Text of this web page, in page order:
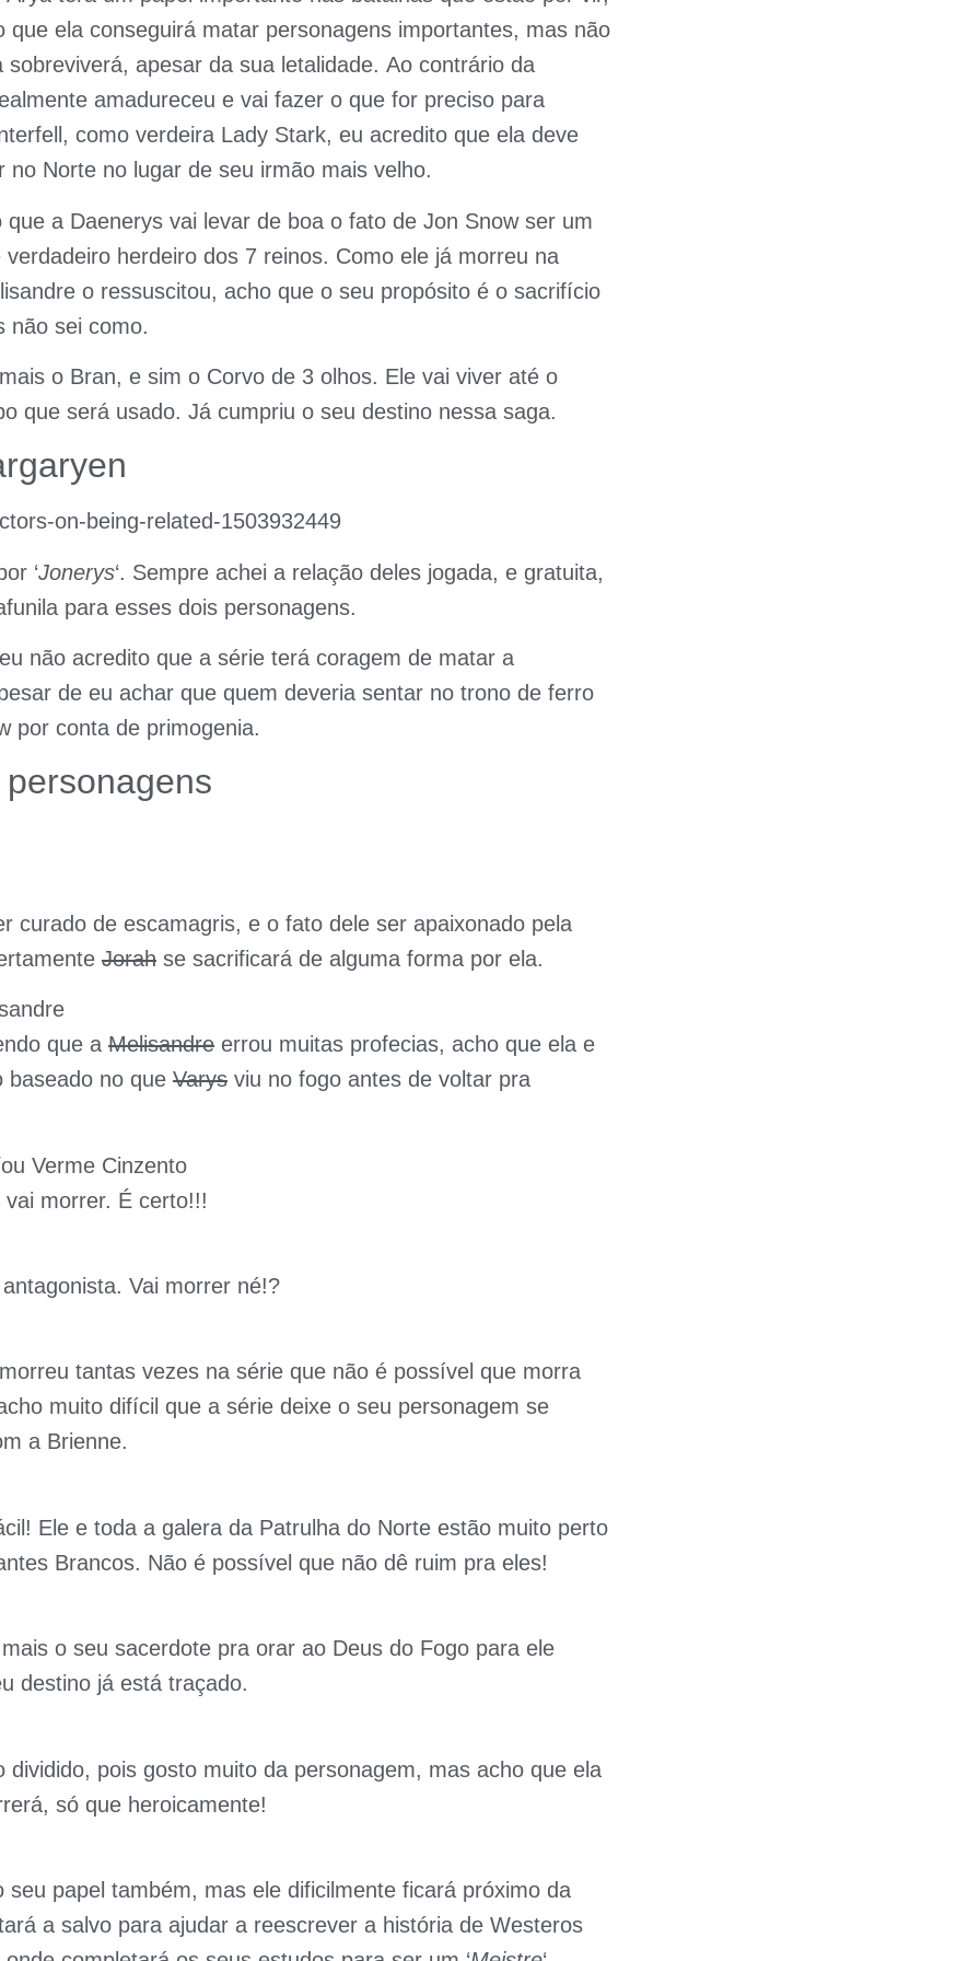
que ela conseguirá matar personagens importantes, mas não
sobreviverá, apesar da sua letalidade. Ao contrário da
amadureceu e vai fazer o que for preciso para
como verdeira Lady Stark, eu acredito que ela deve
no Norte no lugar de seu irmão mais velho.
que a Daenerys vai levar de boa o fato de Jon Snow ser um
verdadeiro herdeiro dos 7 reinos. Como ele já morreu na
o ressuscitou, acho que o seu propósito é o sacrifício
não sei como.
o Bran, e sim o Corvo de 3 olhos. Ele vai viver até o
que será usado. Já cumpriu o seu destino nessa saga.
‘Jonerys‘. Sempre achei a relação deles jogada, e gratuita,
para esses dois personagens.
não acredito que a série terá coragem de matar a
de eu achar que quem deveria sentar no trono de ferro
por conta de primogenia.
curado de escamagris, e o fato dele ser apaixonado pela
Jorah se sacrificará de alguma forma por ela.
que a Melisandre errou muitas profecias, acho que ela e
baseado no que Varys viu no fogo antes de voltar pra
Verme Cinzento
morrer. É certo!!!
Vai morrer né!?
tantas vezes na série que não é possível que morra
muito difícil que a série deixe o seu personagem se
a Brienne.
Ele e toda a galera da Patrulha do Norte estão muito perto
Brancos. Não é possível que não dê ruim pra eles!
o seu sacerdote pra orar ao Deus do Fogo para ele
destino já está traçado.
dividido, pois gosto muito da personagem, mas acho que ela
só que heroicamente!
seu papel também, mas ele dificilmente ficará próximo da
a salvo para ajudar a reescrever a história de Westeros